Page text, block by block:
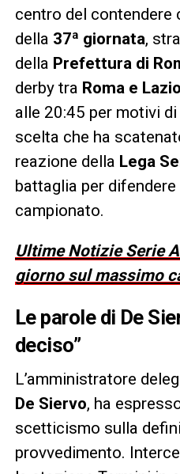
centro del contendere
della 37ª giornata,
della Prefettura di
derby tra Roma e Lazio
alle 20:45 per motivi
scelta che ha
reazione della Lega
battaglia per
campionato.
Ultime Notizie Serie
giorno sul massimo
Le parole di De
deciso”
L’amministratore
De Siervo, ha
scetticismo sulla
provvedimento.